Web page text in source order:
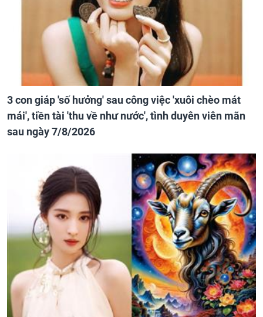
3 con giáp 'số hưởng' sau công việc 'xuôi chèo mát
mái', tiền tài 'thu về như nước', tình duyên viên mãn
sau ngày 7/8/2026